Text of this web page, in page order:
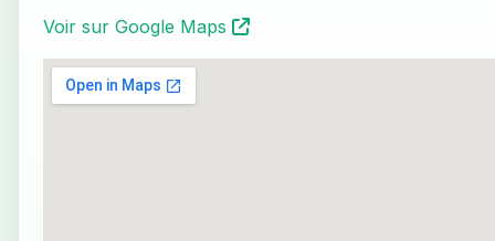
Voir sur Google Maps